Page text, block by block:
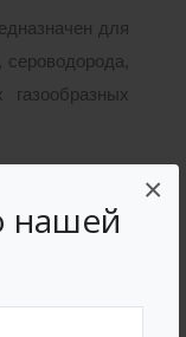
нашей
×
для
сероводорода,
газообразных
часть